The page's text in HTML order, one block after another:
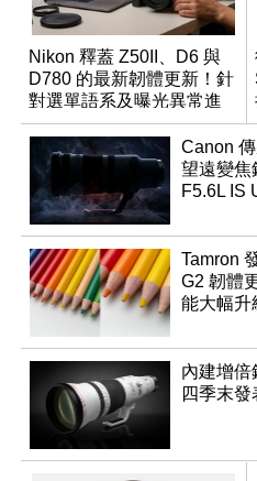
Nikon 釋蓋 Z50II、D6 與
D780 的最新韌體更新！針
對選單語系及曝光異常進
行修復
Canon
望遠變焦
F5.6L IS
Tamron
G2 韌體
能大幅升
內建增倍
四季末